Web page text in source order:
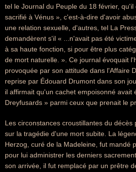
tel le Journal du Peuple du 18 février,
sacrifié à Vénus », c'est-à-dire d'avoir
une relation sexuelle, d'autres, tel La
demandèrent s'il « ...n'avait pas été
à sa haute fonction, si pour être plus
de mort naturelle. ». Ce journal évoquait
provoquée par son attitude dans l'Affaire
reprise par Édouard Drumont dans son
il affirmait qu'un cachet empoisonné avait
Dreyfusards » parmi ceux que prenait le
Les circonstances croustillantes du
sur la tragédie d'une mort subite. La
Herzog, curé de la Madeleine, fut mandé
pour lui administrer les derniers
son arrivée, il fut remplacé par un prêtre